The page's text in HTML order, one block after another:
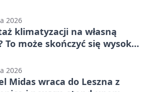
2026
klimatyzacji na własną
To może skończyć się wysoką
2026
Midas wraca do Leszna z